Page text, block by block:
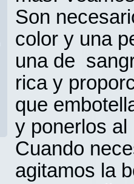
Son
color y una
una de
rica y
que
y ponerlos
Cuando
agitamos la